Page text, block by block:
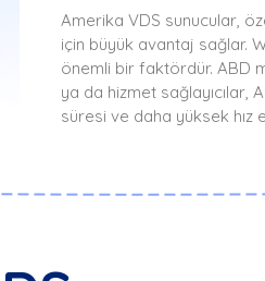
Amerika VDS sunucular,
için büyük avantaj sağlar.
önemli bir faktördür. ABD
ya da hizmet sağlayıcılar,
süresi ve daha yüksek hız